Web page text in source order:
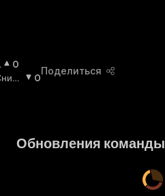
0
0
Поделиться
Обновления команды